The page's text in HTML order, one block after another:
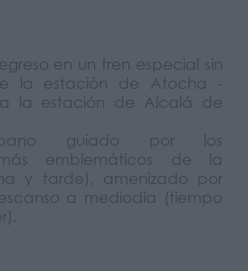
en un tren especial sin
la estación de Atocha -
la estación de Alcalá de
guiado por los
emblemáticos de la
y tarde), amenizado por
a mediodía (tiempo